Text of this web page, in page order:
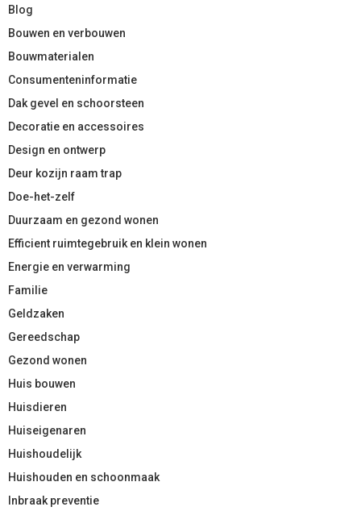
Blog
Bouwen en verbouwen
Bouwmaterialen
Consumenteninformatie
Dak gevel en schoorsteen
Decoratie en accessoires
Design en ontwerp
Deur kozijn raam trap
Doe-het-zelf
Duurzaam en gezond wonen
Efficient ruimtegebruik en klein wonen
Energie en verwarming
Familie
Geldzaken
Gereedschap
Gezond wonen
Huis bouwen
Huisdieren
Huiseigenaren
Huishoudelijk
Huishouden en schoonmaak
Inbraak preventie